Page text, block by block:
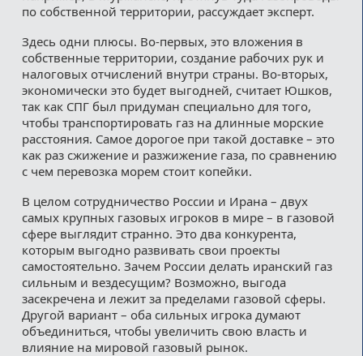
по собственной территории, рассуждает эксперт.
Здесь одни плюсы. Во-первых, это вложения в
собственные территории, создание рабочих рук и
налоговых отчислений внутри страны. Во-вторых,
экономически это будет выгодней, считает Юшков,
так как СПГ был придуман специально для того,
чтобы транспортировать газ на длинные морские
расстояния. Самое дорогое при такой доставке – это
как раз сжижение и разжижение газа, по сравнению
с чем перевозка морем стоит копейки.
В целом сотрудничество России и Ирана – двух
самых крупных газовых игроков в мире – в газовой
сфере выглядит странно. Это два конкурента,
которым выгодно развивать свои проекты
самостоятельно. Зачем России делать иранский газ
сильным и вездесущим? Возможно, выгода
засекречена и лежит за пределами газовой сферы.
Другой вариант – оба сильных игрока думают
объединиться, чтобы увеличить свою власть и
влияние на мировой газовый рынок.